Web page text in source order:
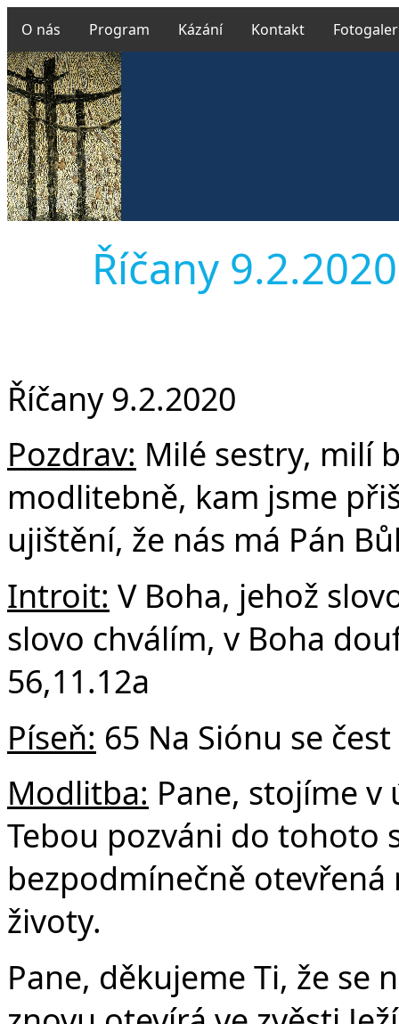
O nás Program Kázání Kontakt
Říčany
Říčany 9.2.2020
Pozdrav: Milé sestry, milí
modlitebně, kam jsme
ujištění, že nás má Pán
Introit: V Boha, jehož
slovo chválím, v Boha
56,11.12a
Píseň: 65 Na Siónu se
Modlitba: Pane, stojíme v
Tebou pozváni do tohoto
bezpodmínečně
životy.
Pane, děkujeme Ti, že se